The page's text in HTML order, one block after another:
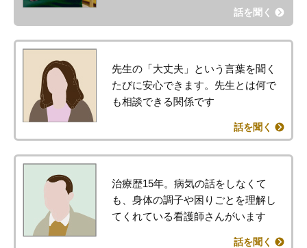
話を聞く
先生の「大丈夫」という言葉を聞く
たびに安心できます。 先生とは何で
も相談できる関係です
話を聞く
治療歴15年。病気の話をしなくて
も、身体の調子や困りごとを理解し
てくれている看護師さんがいます
話を聞く